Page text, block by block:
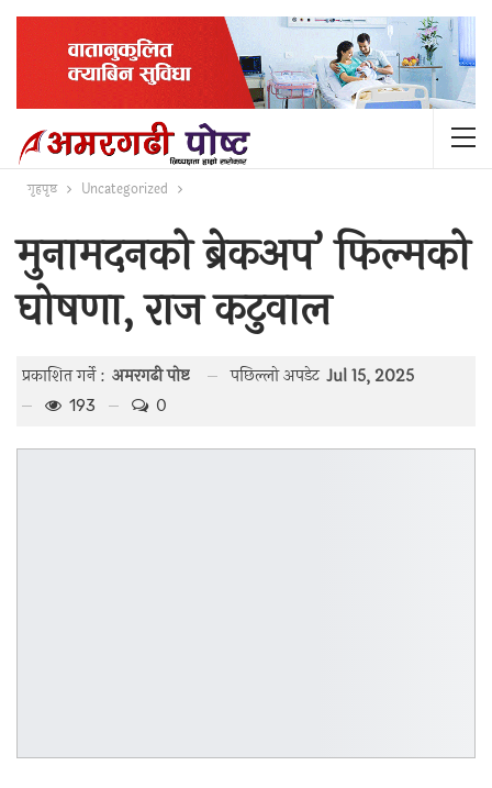
गृहपृष्ठ Uncategorized
मुनामदनको ब्रेकअप’ फिल्मको
घोषणा, राज कटुवाल
प्रकाशित गर्ने : अमरगढी पाेष्ट पछिल्लाे अपडेट Jul 15, 2025
193 0